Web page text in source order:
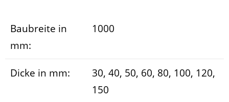
Baubreite in
mm:
1000
Dicke in mm:
30, 40, 50, 60, 80, 100, 120,
150